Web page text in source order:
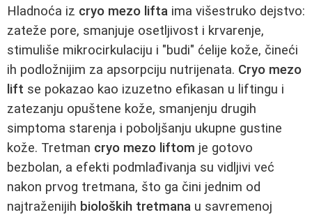
Hladnoća iz cryo mezo lifta ima višestruko dejstvo:
zateže pore, smanjuje osetljivost i krvarenje,
stimuliše mikrocirkulaciju i "budi" ćelije kože, čineći
ih podložnijim za apsorpciju nutrijenata. Cryo mezo
lift se pokazao kao izuzetno efikasan u liftingu i
zatezanju opuštene kože, smanjenju drugih
simptoma starenja i poboljšanju ukupne gustine
kože. Tretman cryo mezo liftom je gotovo
bezbolan, a efekti podmlađivanja su vidljivi već
nakon prvog tretmana, što ga čini jednim od
najtraženijih bioloških tretmana u savremenoj